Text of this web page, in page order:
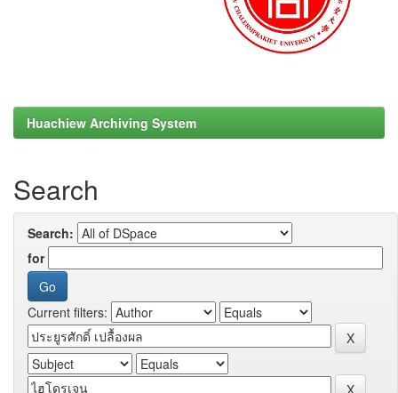
Huachiew Archiving System
Search
Search:
for
Current filters: